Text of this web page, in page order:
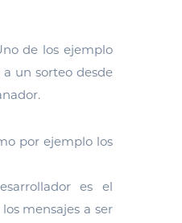
de los ejemplo
un sorteo desde
por ejemplo los
es el
mensajes a ser